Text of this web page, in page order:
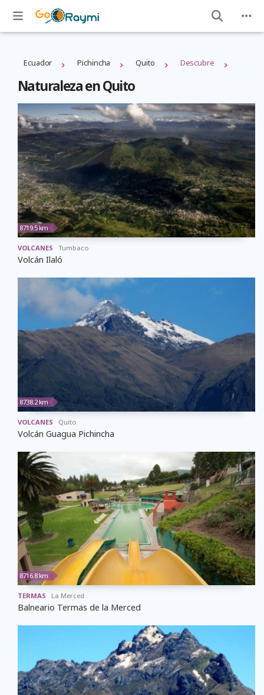
Ecuador Pichincha Quito Descubre
Naturaleza en Quito
8719.5 km
VOLCANES Tumbaco
Volcán Ilaló
8738.2 km
VOLCANES Quito
Volcán Guagua Pichincha
8716.8 km
TERMAS La Merced
Balneario Termas de la Merced